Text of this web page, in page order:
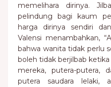
memelihara dirinya.
pelindung bagi kaum
harga dirinya sendiri
Valensi menambahkan,
bahwa wanita tidak perlu
boleh tidak berjilbab
mereka, putera-putera,
putera saudara lelaki,